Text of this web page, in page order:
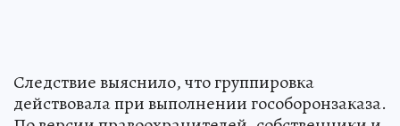
Следствие выяснило, что группировка
действовала при выполнении гособоронзаказа.